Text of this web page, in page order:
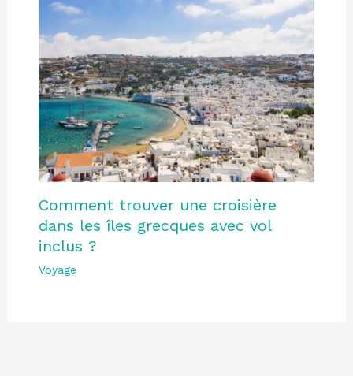
Comment trouver une croisière
dans les îles grecques avec vol
inclus ?
Voyage